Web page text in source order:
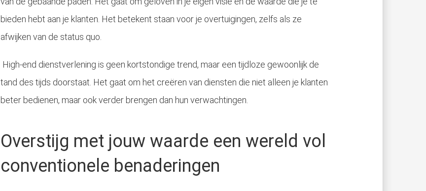
bieden hebt aan je klanten. Het betekent staan voor je overtuigingen, zelfs als ze
afwijken van de status quo.
High-end dienstverlening is geen kortstondige trend, maar een tijdloze gewoonlijk de
tand des tijds doorstaat. Het gaat om het creëren van diensten die niet alleen je klanten
beter bedienen, maar ook verder brengen dan hun verwachtingen.
Overstijg met jouw waarde een wereld vol
conventionele benaderingen